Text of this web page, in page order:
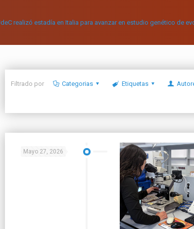
Filtrado por Categorias Etiquetas
Mayo 27, 2026